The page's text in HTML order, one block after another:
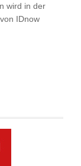
wird in der
IDnow